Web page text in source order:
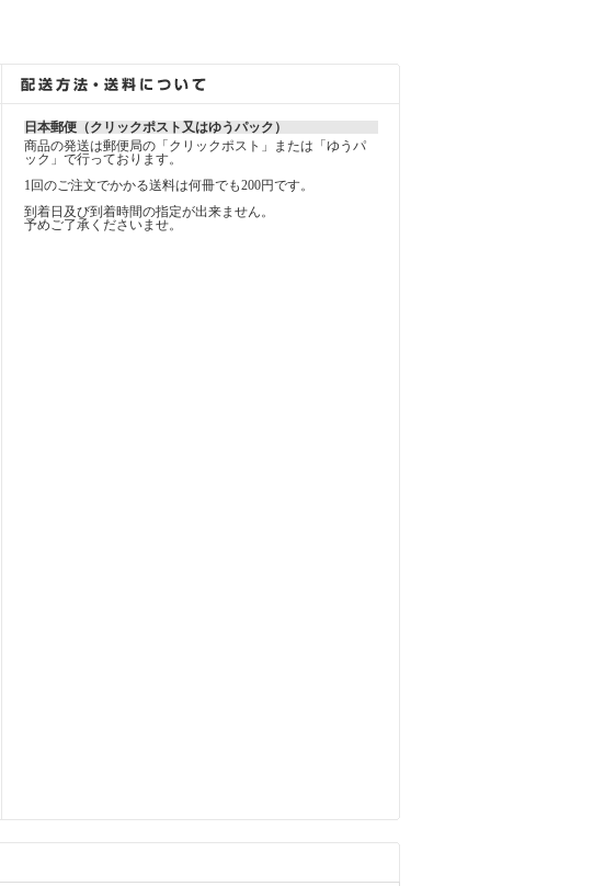
日本郵便（クリックポスト又はゆうパック）
商品の発送は郵便局の「クリックポスト」または「ゆうパ
ック」で行っております。
1回のご注文でかかる送料は何冊でも200円です。
到着日及び到着時間の指定が出来ません。
予めご了承くださいませ。